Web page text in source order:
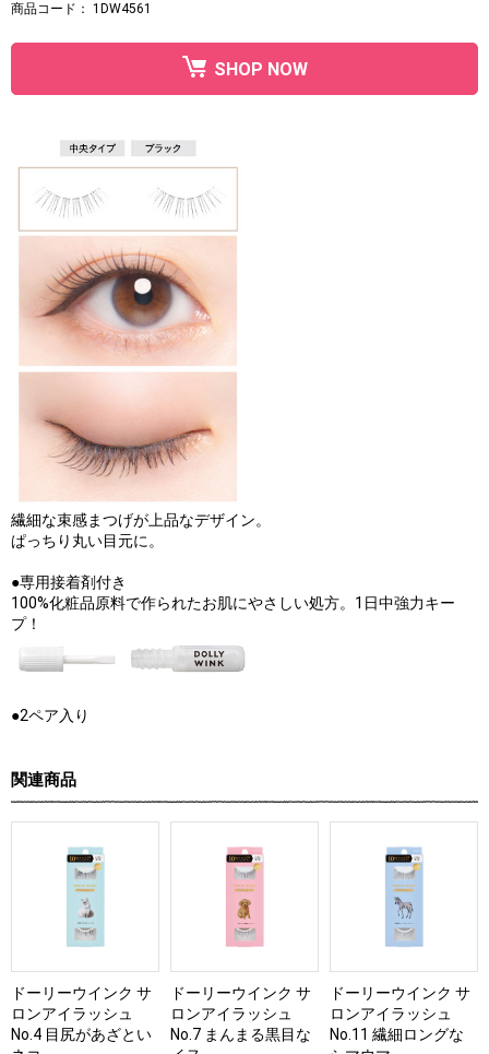
商品コード： 1DW4561
SHOP NOW
繊細な束感まつげが上品なデザイン。
ぱっちり丸い目元に。
●専用接着剤付き
100%化粧品原料で作られたお肌にやさしい処方。1日中強力キー
プ！
●2ペア入り
関連商品
ドーリーウインク サ
ロンアイラッシュ
No.4 目尻があざとい
ドーリーウインク サ
ロンアイラッシュ
No.7 まんまる黒目な
ドーリーウインク サ
ロンアイラッシュ
No.11 繊細ロングな